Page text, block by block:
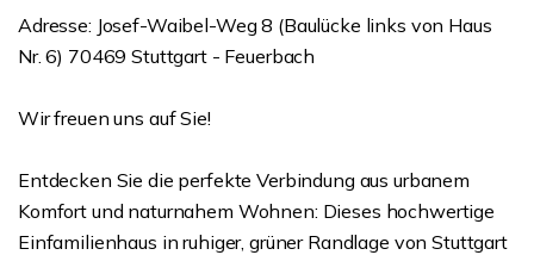
Adresse: Josef-Waibel-Weg 8 (Baulücke links von Haus
Nr. 6) 70469 Stuttgart - Feuerbach
Wir freuen uns auf Sie!
Entdecken Sie die perfekte Verbindung aus urbanem
Komfort und naturnahem Wohnen: Dieses hochwertige
Einfamilienhaus in ruhiger, grüner Randlage von Stuttgart